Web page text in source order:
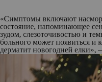
«Симптомы включают
состояние, напоминающее
зудом, слезоточивостью и
больного может появиться и
дерматит новогодней елки»,